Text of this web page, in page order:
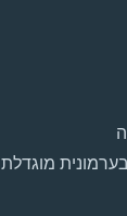
מוגדלת